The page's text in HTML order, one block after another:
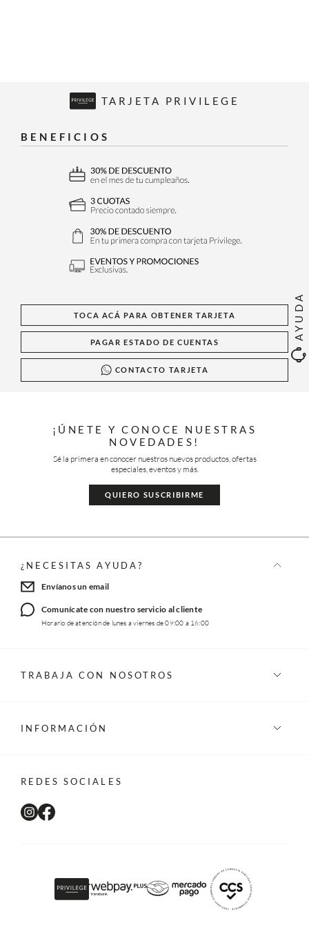
AYUDA
TARJETA PRIVILEGE
BENEFICIOS
TOCA ACÁ PARA OBTENER TARJETA
PAGAR ESTADO DE CUENTAS
CONTACTO TARJETA
¡ÚNETE Y CONOCE NUESTRAS
NOVEDADES!
Sé la primera en conocer nuestros nuevos productos, ofertas
especiales, eventos y más.
QUIERO SUSCRIBIRME
¿NECESITAS AYUDA?
Envíanos un email
Comunícate con nuestro servicio al cliente
Horario de atención de lunes a viernes de 09:00 a 16:00
TRABAJA CON NOSOTROS
INFORMACIÓN
REDES SOCIALES